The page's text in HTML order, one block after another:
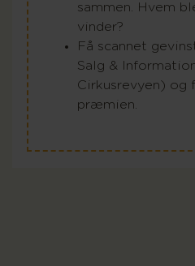
sammen. Hvem
vinder?
Få scannet
Salg &
Cirkusrevyen) og
præmien.